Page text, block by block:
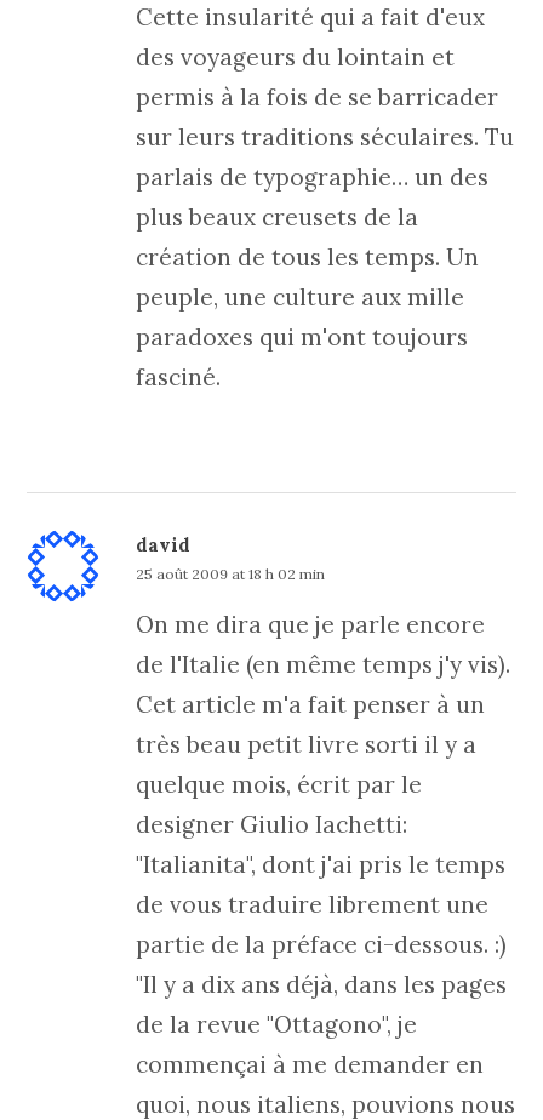
Cette insularité qui a fait d'eux
des voyageurs du lointain et
permis à la fois de se barricader
sur leurs traditions séculaires. Tu
parlais de typographie… un des
plus beaux creusets de la
création de tous les temps. Un
peuple, une culture aux mille
paradoxes qui m'ont toujours
fasciné.
david
25 août 2009 at 18 h 02 min
On me dira que je parle encore
de l'Italie (en même temps j'y vis).
Cet article m'a fait penser à un
très beau petit livre sorti il y a
quelque mois, écrit par le
designer Giulio Iachetti:
"Italianita", dont j'ai pris le temps
de vous traduire librement une
partie de la préface ci-dessous. :)
"Il y a dix ans déjà, dans les pages
de la revue "Ottagono", je
commençai à me demander en
quoi, nous italiens, pouvions nous